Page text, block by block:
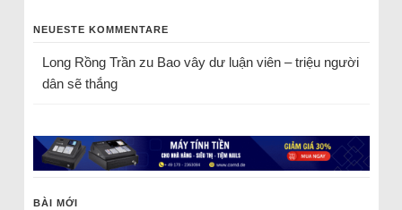
NEUESTE KOMMENTARE
Long Rồng Trầnzu Bao vây dư luận viên – triệu người
dân sẽ thắng
BÀI MỚI